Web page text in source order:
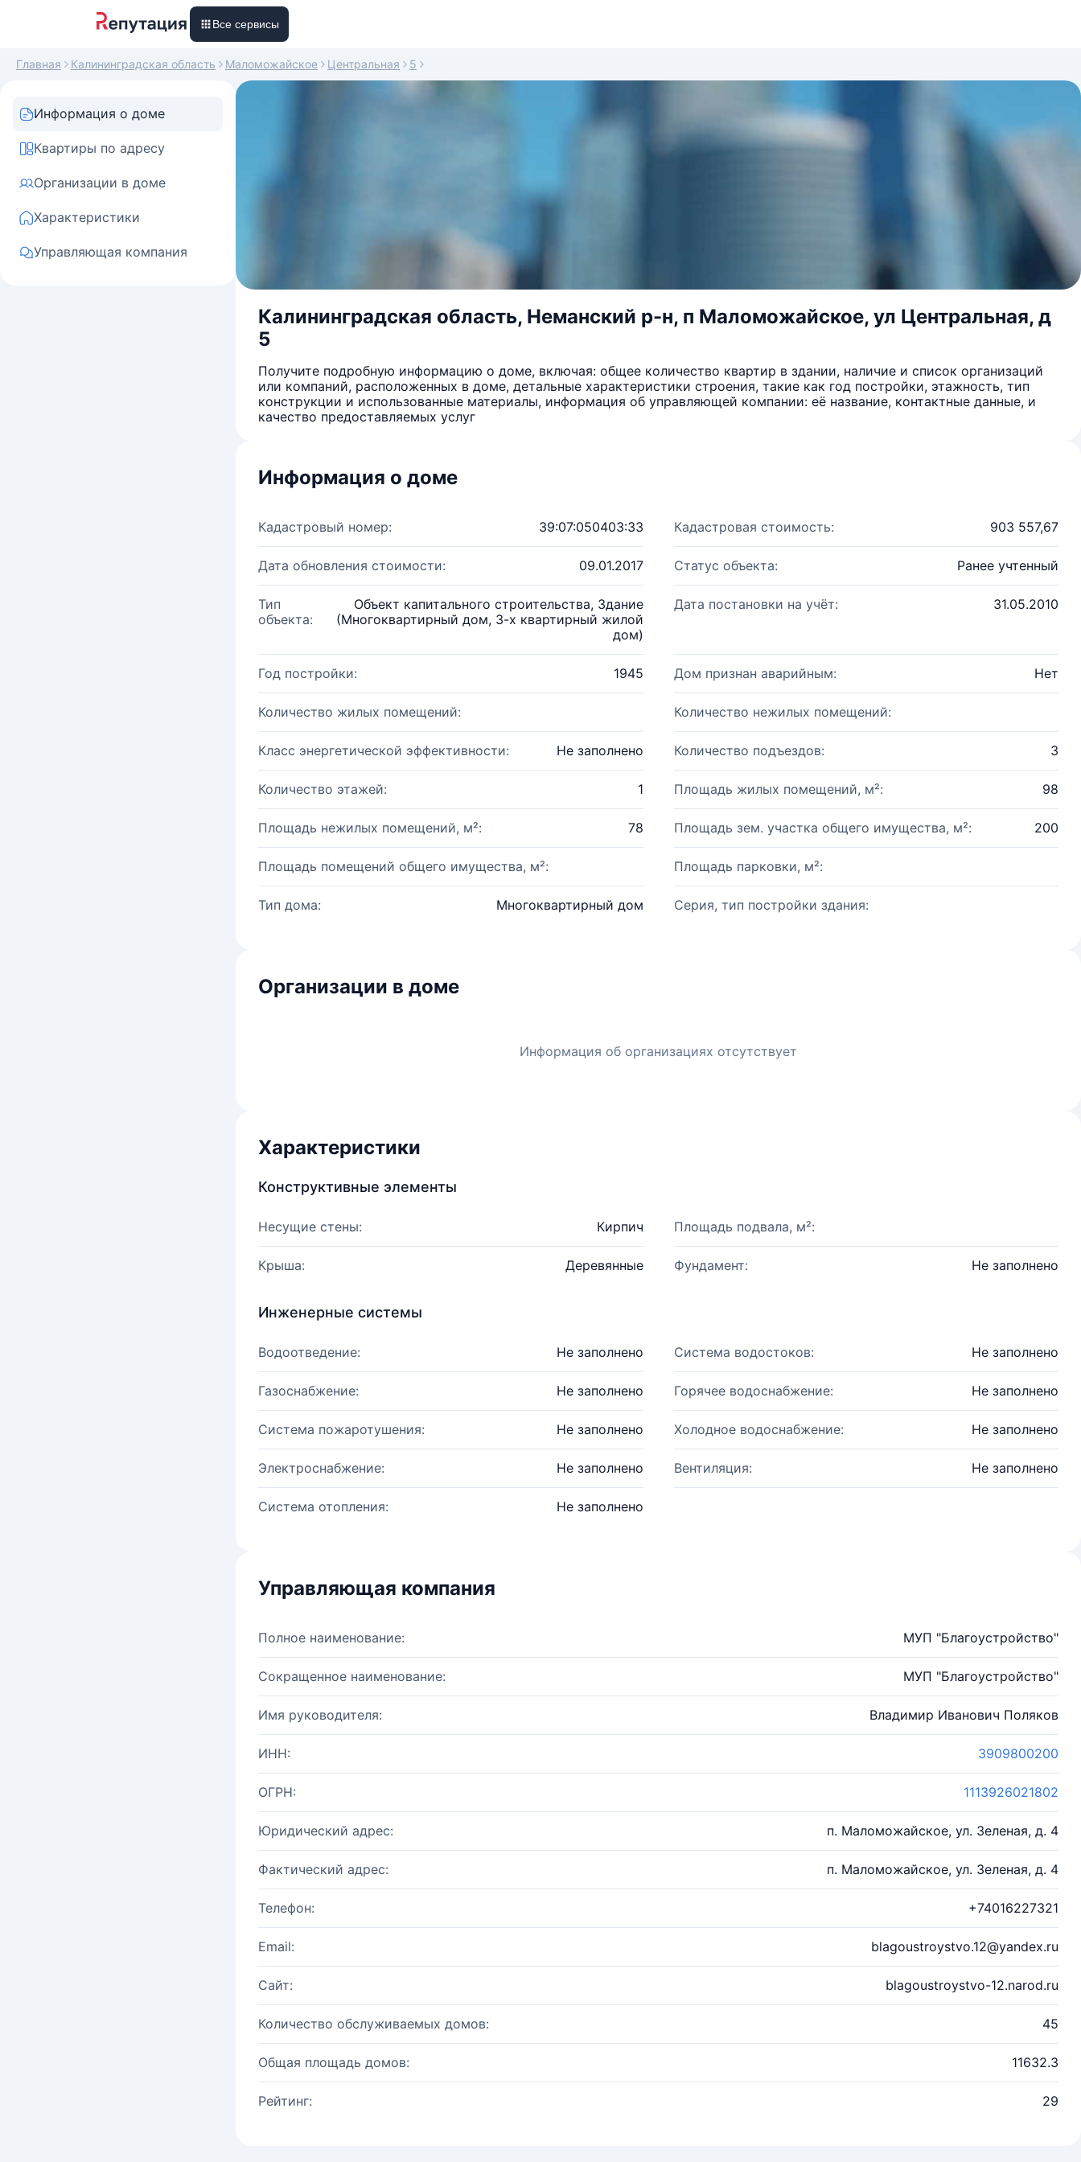
Все сервисы
Главная Калининградская область Маломожайское Центральная 5
Информация о доме
Квартиры по адресу
Организации в доме
Характеристики
Управляющая компания
Калининградская область, Неманский р-н, п Маломожайское, ул Центральная, д
5
Получите подробную информацию о доме, включая: общее количество квартир в здании, наличие и список организаций
или компаний, расположенных в доме, детальные характеристики строения, такие как год постройки, этажность, тип
конструкции и использованные материалы, информация об управляющей компании: её название, контактные данные, и
качество предоставляемых услуг
Информация о доме
Кадастровый номер: 39:07:050403:33 Кадастровая стоимость: 903 557,67
Дата обновления стоимости: 09.01.2017 Статус объекта: Ранее учтенный
Тип
объекта:
Объект капитального строительства, Здание
(Многоквартирный дом, 3-х квартирный жилой
дом)
Дата постановки на учёт: 31.05.2010
Год постройки: 1945 Дом признан аварийным: Нет
Количество жилых помещений: Количество нежилых помещений:
Класс энергетической эффективности: Не заполнено Количество подъездов: 3
Количество этажей: 1 Площадь жилых помещений, м²: 98
Площадь нежилых помещений, м²: 78 Площадь зем. участка общего имущества, м²: 200
Площадь помещений общего имущества, м²: Площадь парковки, м²:
Тип дома: Многоквартирный дом Серия, тип постройки здания:
Организации в доме
Информация об организациях отсутствует
Характеристики
Конструктивные элементы
Несущие стены: Кирпич Площадь подвала, м²:
Крыша: Деревянные Фундамент: Не заполнено
Инженерные системы
Водоотведение: Не заполнено Система водостоков: Не заполнено
Газоснабжение: Не заполнено Горячее водоснабжение: Не заполнено
Система пожаротушения: Не заполнено Холодное водоснабжение: Не заполнено
Электроснабжение: Не заполнено Вентиляция: Не заполнено
Система отопления: Не заполнено
Управляющая компания
Полное наименование: МУП "Благоустройство"
Сокращенное наименование: МУП "Благоустройство"
Имя руководителя: Владимир Иванович Поляков
ИНН: 3909800200
ОГРН: 1113926021802
Юридический адрес: п. Маломожайское, ул. Зеленая, д. 4
Фактический адрес: п. Маломожайское, ул. Зеленая, д. 4
Телефон: +74016227321
Email: blagoustroystvo.12@yandex.ru
Сайт: blagoustroystvo-12.narod.ru
Количество обслуживаемых домов: 45
Общая площадь домов: 11632.3
Рейтинг: 29